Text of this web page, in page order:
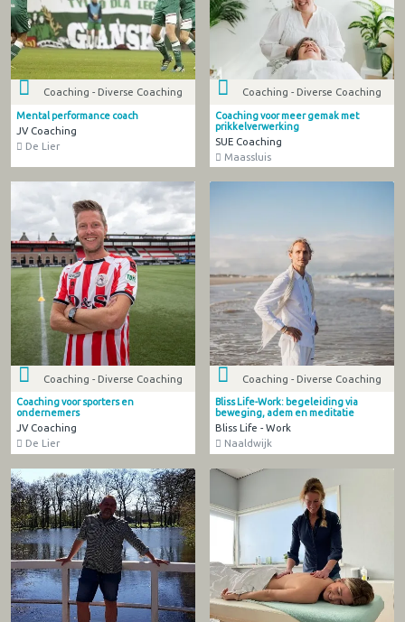
Coaching - Diverse Coaching
Mental performance coach
JV Coaching
De Lier
Coaching - Diverse Coaching
Coaching voor meer gemak met
prikkelverwerking
SUE Coaching
Maassluis
Coaching - Diverse Coaching
Coaching voor sporters en
ondernemers
JV Coaching
De Lier
Coaching - Diverse Coaching
Bliss Life-Work: begeleiding via
beweging, adem en meditatie
Bliss Life - Work
Naaldwijk